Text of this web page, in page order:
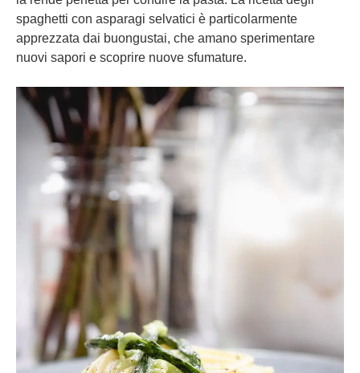
spaghetti con asparagi selvatici è particolarmente
apprezzata dai buongustai, che amano sperimentare
nuovi sapori e scoprire nuove sfumature.